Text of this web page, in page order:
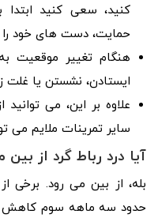
کنید، سعی کنید
حمایت، دست های خود را
هنگام تغییر موقعیت
ایستادن، نشستن یا غلت
علاوه بر این، می
سایر تمرینات ملایم می
آیا درد رباط گرد از
بله، از بین می رود. برخی
حدود سه ماهه سوم کاهش